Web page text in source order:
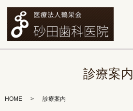
診療案内
HOME 診療案内